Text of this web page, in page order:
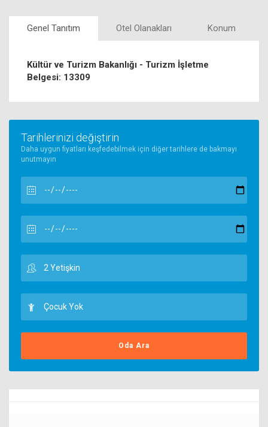
Genel Tanıtım Otel Olanakları Konum
Kültür ve Turizm Bakanlığı - Turizm İşletme
Belgesi: 13309
Tarihlerinizi değiştirin
Daha uygun fiyatları keşfedebilmek için diğer tarihlere de bakmayı
unutmayın
Oda Ara